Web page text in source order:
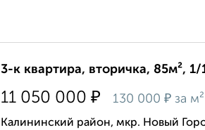
3-к квартира, вторичка, 85м², 1/
11 050 000 ₽ 130 000 ₽ за м²
Калининский район, мкр. Новый